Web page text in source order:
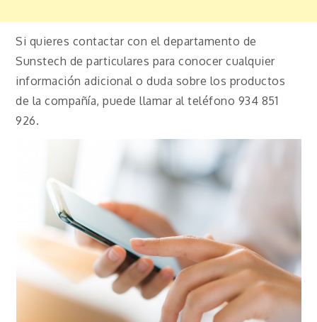
Si quieres contactar con el departamento de
Sunstech de particulares para conocer cualquier
información adicional o duda sobre los productos
de la compañía, puede llamar al teléfono 934 851
926.